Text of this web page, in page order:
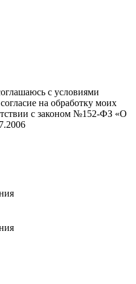
с условиями
на обработку моих
с законом №152-ФЗ «О